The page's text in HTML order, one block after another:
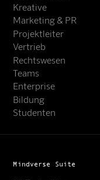
Kreative
Marketing & PR
Projektleiter
Vertrieb
Rechtswesen
Teams
Enterprise
Bildung
Studenten
Mindverse Suite